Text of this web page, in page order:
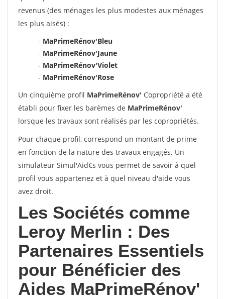
revenus (des ménages les plus modestes aux ménages
les plus aisés) :
- MaPrimeRénov'Bleu
- MaPrimeRénov'Jaune
- MaPrimeRénov'Violet
- MaPrimeRénov'Rose
Un cinquième profil MaPrimeRénov' Copropriété a été
établi pour fixer les barèmes de MaPrimeRénov'
lorsque les travaux sont réalisés par les copropriétés.
Pour chaque profil, correspond un montant de prime
en fonction de la nature des travaux engagés. Un
simulateur Simul'Aid€s vous permet de savoir à quel
profil vous appartenez et à quel niveau d'aide vous
avez droit.
Les Sociétés comme
Leroy Merlin : Des
Partenaires Essentiels
pour Bénéficier des
Aides MaPrimeRénov'